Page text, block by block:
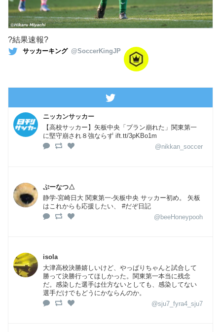
?結果速報?
サッカーキング @SoccerKingJP
ニッカンサッカー
【高校サッカー】矢板中央「プラン崩れた」関東第一
に堅守崩され８強ならず ift.tt/3pKBo1m
@nikkan_soccer
ぷーなつ△
静学-宮崎日大 関東第一-矢板中央 サッカー初め。 矢板
はこれからも応援したい、 #だぞ日記
@beeHoneypooh
isola
大津高校決勝嬉しいけど、やっぱりちゃんと試合して
勝って決勝行ってほしかった。関東第一本当に残念
だ。感染した選手は仕方ないとしても、感染してない
選手だけでもどうにかならんのか。
@sju7_fyra4_sju7